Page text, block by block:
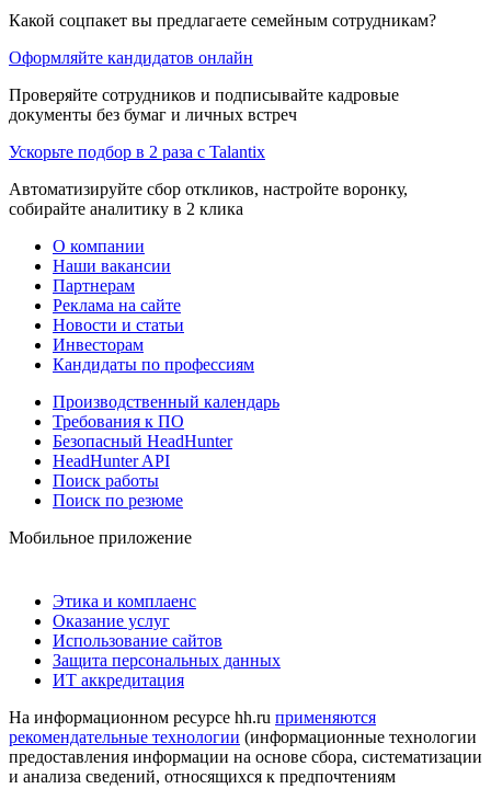
Какой соцпакет вы предлагаете семейным сотрудникам?
Оформляйте кандидатов онлайн
Проверяйте сотрудников и подписывайте кадровые
документы без бумаг и личных встреч
Ускорьте подбор в 2 раза с Talantix
Автоматизируйте сбор откликов, настройте воронку,
собирайте аналитику в 2 клика
О компании
Наши вакансии
Партнерам
Реклама на сайте
Новости и статьи
Инвесторам
Кандидаты по профессиям
Производственный календарь
Требования к ПО
Безопасный HeadHunter
HeadHunter API
Поиск работы
Поиск по резюме
Мобильное приложение
Этика и комплаенс
Оказание услуг
Использование сайтов
Защита персональных данных
ИТ аккредитация
На информационном ресурсе hh.ru применяются
рекомендательные технологии (информационные технологии
предоставления информации на основе сбора, систематизации
и анализа сведений, относящихся к предпочтениям